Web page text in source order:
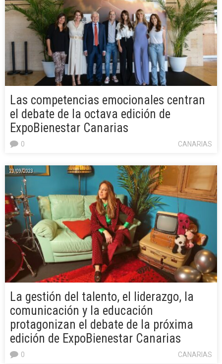
Las competencias emocionales centran
el debate de la octava edición de
ExpoBienestar Canarias
CANARIAS
0
23/09/2023
La gestión del talento, el liderazgo, la
comunicación y la educación
protagonizan el debate de la próxima
edición de ExpoBienestar Canarias
CANARIAS
0